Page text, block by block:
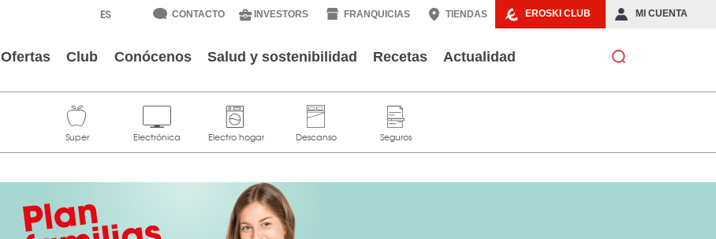
EROSKI CLUB MI CUENTA
CONTACTO INVESTORS FRANQUICIAS TIENDAS
Ofertas Club Conócenos Salud y sostenibilidad Recetas Actualidad